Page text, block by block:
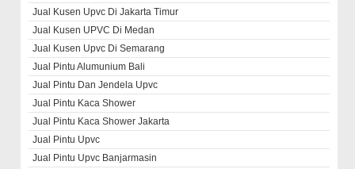
Jual Kusen Upvc Di Jakarta Timur
Jual Kusen UPVC Di Medan
Jual Kusen Upvc Di Semarang
Jual Pintu Alumunium Bali
Jual Pintu Dan Jendela Upvc
Jual Pintu Kaca Shower
Jual Pintu Kaca Shower Jakarta
Jual Pintu Upvc
Jual Pintu Upvc Banjarmasin